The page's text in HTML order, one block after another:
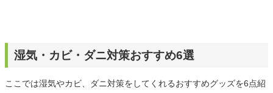
湿気・カビ・ダニ対策おすすめ6選
ここでは湿気やカビ、ダニ対策をしてくれるおすすめグッズを6点紹